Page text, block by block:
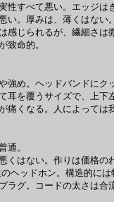
すべて悪い。エッジは
。厚みは、薄くはない
じられるが、繊細さは
致命的。
め。ヘッドバンドにク
を覆うサイズで、上下
くなる。人によっては
通。
はない。作りは価格の
ヘッドホン。構造的には
グ。コードの太さは合